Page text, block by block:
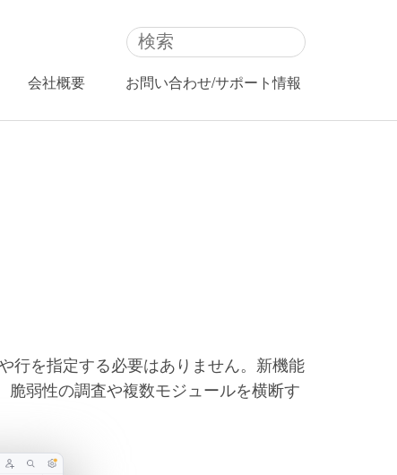
会社概要 お問い合わせ/サポート情報
行を指定する必要はありません。新機能
弱性の調査や複数モジュールを横断す